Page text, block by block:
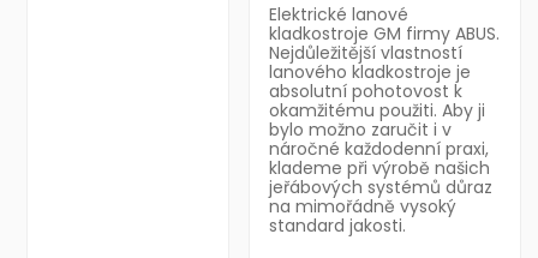
Elektrické lanové
kladkostroje GM firmy ABUS.
Nejdůležitější vlastností
lanového kladkostroje je
absolutní pohotovost k
okamžitému použiti. Aby ji
bylo možno zaručit i v
náročné každodenní praxi,
klademe při výrobě našich
jeřábových systémů důraz
na mimořádně vysoký
standard jakosti.